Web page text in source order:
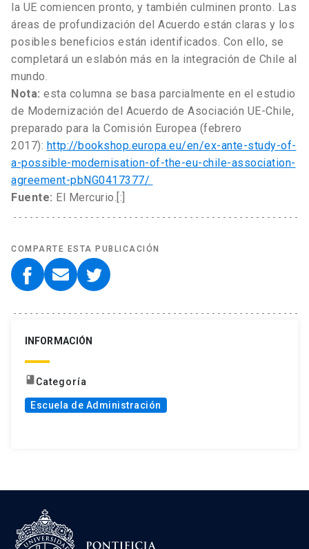
la UE comiencen pronto, y también culminen pronto. Las
áreas de profundización del Acuerdo están claras y los
posibles beneficios están identificados. Con ello, se
completará un eslabón más en la integración de Chile al
mundo.
Nota: esta columna se basa parcialmente en el estudio
de Modernización del Acuerdo de Asociación UE-Chile,
preparado para la Comisión Europea (febrero
2017): http://bookshop.europa.eu/en/ex-ante-study-of-
a-possible-modernisation-of-the-eu-chile-association-
agreement-pbNG0417377/
Fuente: El Mercurio.[:]
COMPARTE ESTA PUBLICACIÓN
INFORMACIÓN
book Categoría
Escuela de Administración